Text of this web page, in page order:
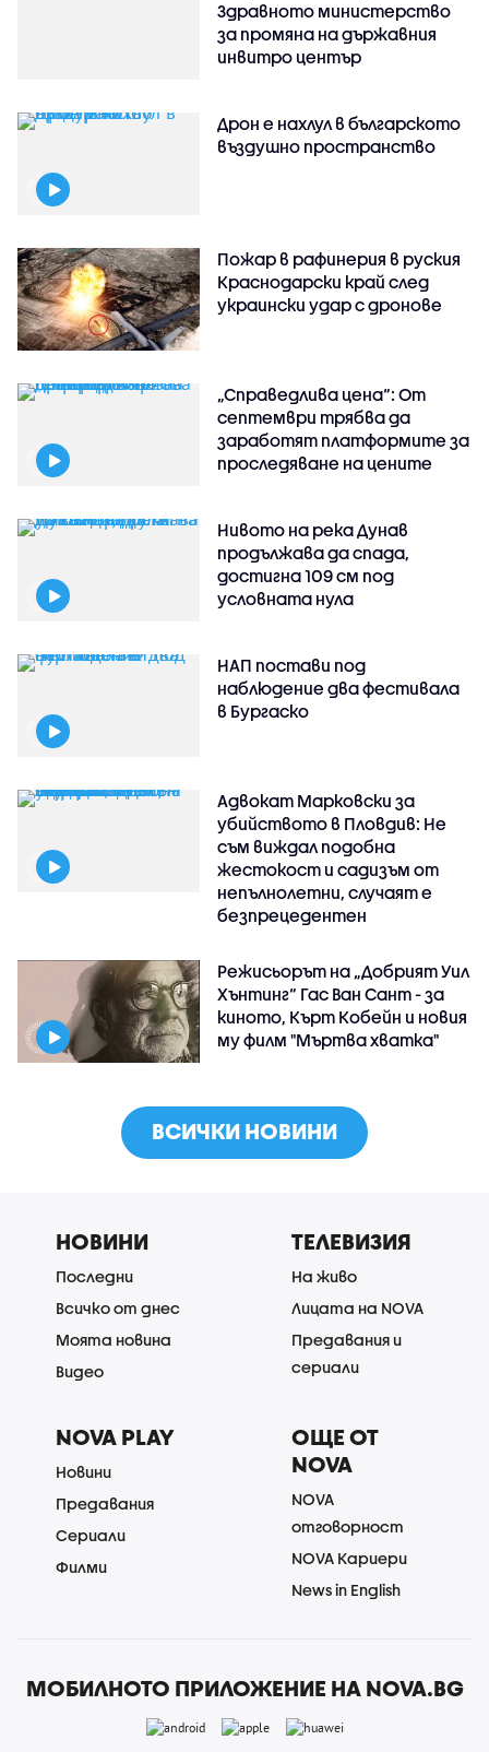
Здравното министерство
за промяна на държавния
инвитро център
Дрон е нахлул в българското
въздушно пространство
Пожар в рафинерия в руския
Краснодарски край след
украински удар с дронове
„Справедлива цена“: От
септември трябва да
заработят платформите за
проследяване на цените
Нивото на река Дунав
продължава да спада,
достигна 109 см под
условната нула
НАП постави под
наблюдение два фестивала
в Бургаско
Адвокат Марковски за
убийството в Пловдив: Не
съм виждал подобна
жестокост и садизъм от
непълнолетни, случаят е
безпрецедентен
Режисьорът на „Добрият Уил
Хънтинг“ Гас Ван Сант - за
киното, Кърт Кобейн и новия
му филм "Мъртва хватка"
ВСИЧКИ НОВИНИ
НОВИНИ
Последни
Всичко от днес
Моята новина
Видео
ТЕЛЕВИЗИЯ
На живо
Лицата на NOVA
Предавания и
сериали
NOVA PLAY
Новини
Предавания
Сериали
Филми
ОЩЕ ОТ
NOVA
NOVA
отговорност
NOVA Кариери
News in English
МОБИЛНОТО ПРИЛОЖЕНИЕ НА NOVA.BG